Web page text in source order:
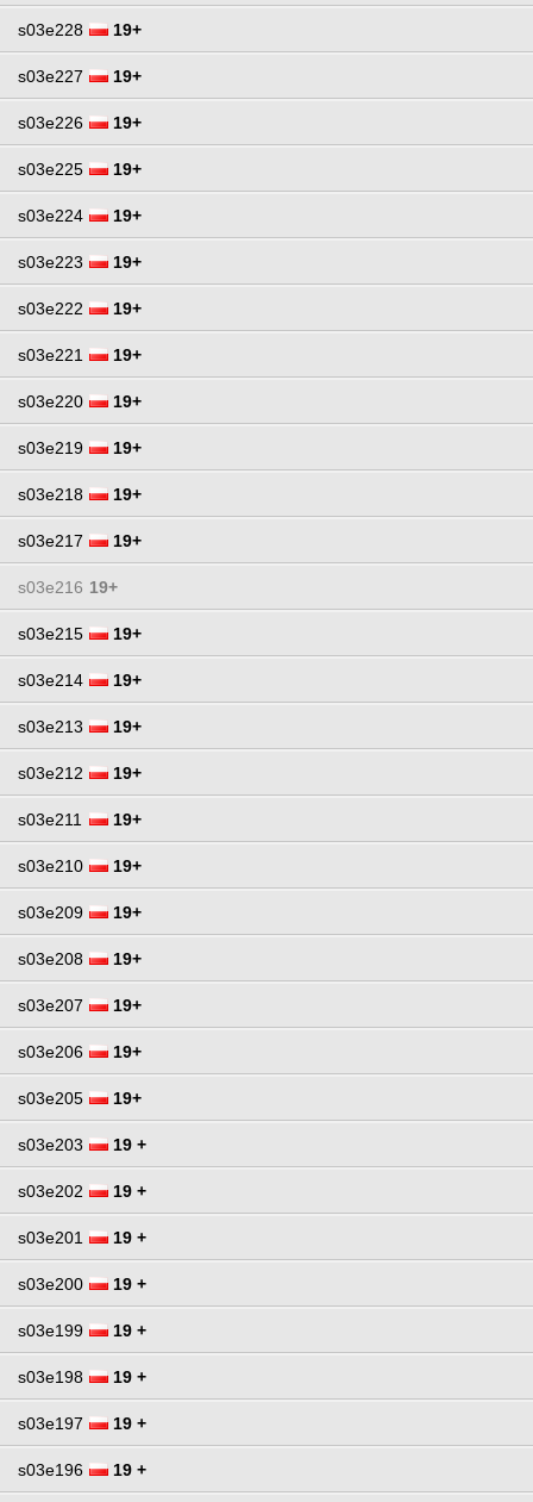
s03e228 19+
s03e227 19+
s03e226 19+
s03e225 19+
s03e224 19+
s03e223 19+
s03e222 19+
s03e221 19+
s03e220 19+
s03e219 19+
s03e218 19+
s03e217 19+
s03e216 19+
s03e215 19+
s03e214 19+
s03e213 19+
s03e212 19+
s03e211 19+
s03e210 19+
s03e209 19+
s03e208 19+
s03e207 19+
s03e206 19+
s03e205 19+
s03e203 19 +
s03e202 19 +
s03e201 19 +
s03e200 19 +
s03e199 19 +
s03e198 19 +
s03e197 19 +
s03e196 19 +